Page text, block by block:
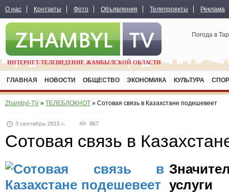
О нас Контакты Фото Объявления Телепроекты Реклама
ИНТЕРНЕТ-ТЕЛЕВИДЕНИЕ ЖАМБЫЛСКОЙ ОБЛАСТИ
Погода в
ГЛАВНАЯ НОВОСТИ ОБЩЕСТВО ЭКОНОМИКА КУЛЬТУРА
Zhambyl-TV » ТЕЛЕБЛОКНОТ » Сотовая связь в Казахстане подешевеет
3 сентябрь 2015 г. 867
Сотовая связь в